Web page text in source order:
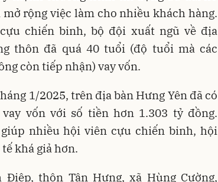
rộng việc làm cho nhiều khách hàng.
chiến binh, bộ đội xuất ngũ về địa
thôn đã quá 40 tuổi (độ tuổi mà các
còn tiếp nhận) vay vốn.
1/2025, trên địa bàn Hưng Yên đã có
vốn với số tiền hơn 1.303 tỷ đồng.
nhiều hội viên cựu chiến binh, hội
khá giả hơn.
thôn Tân Hưng, xã Hùng Cường,